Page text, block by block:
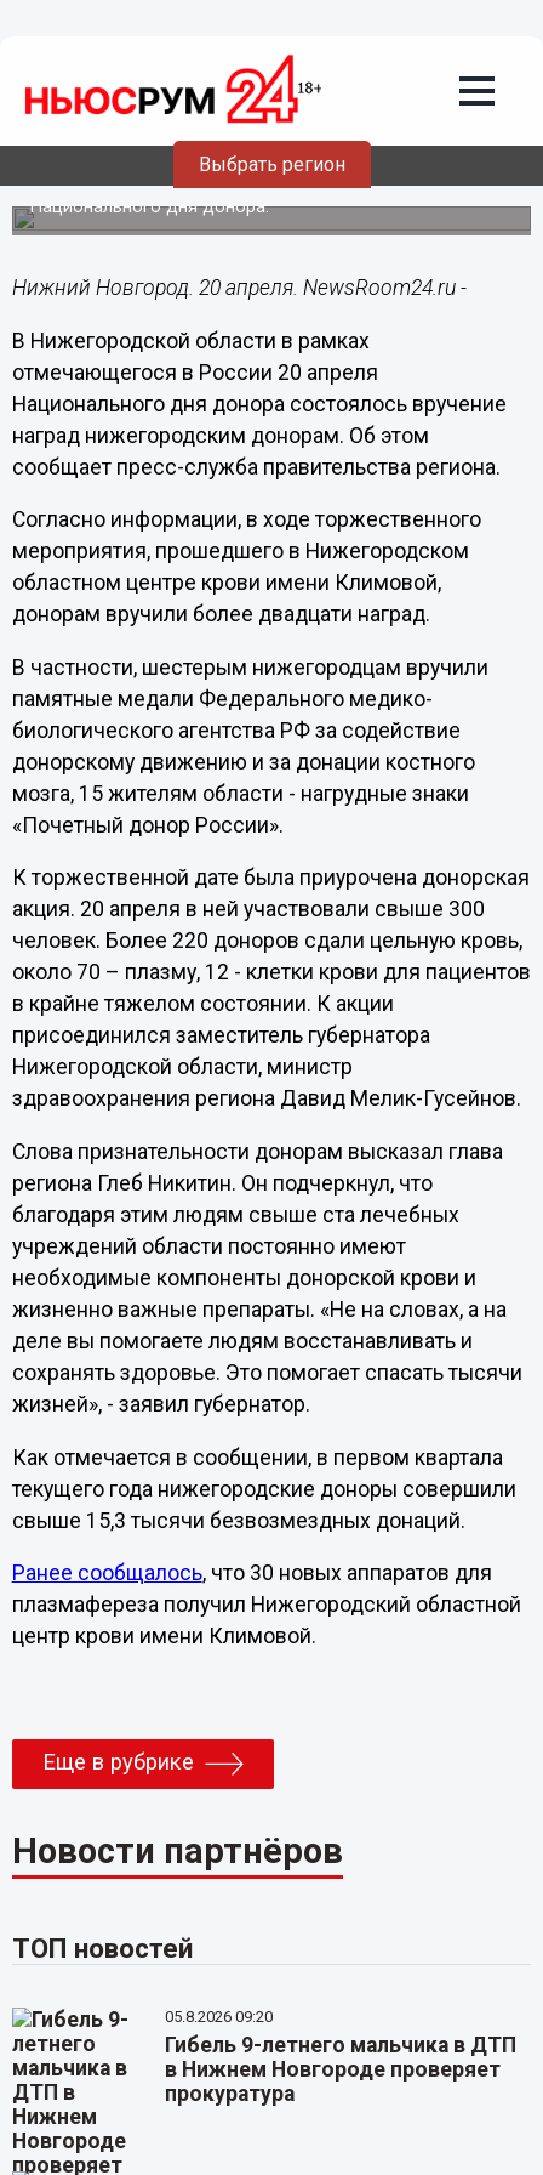
Выбрать регион
20.04.202322:56
Еще 15 нижегородцев удостоены
звания «Почетный донор России»
Вручение наград состоялось в рамках празднования
Национального дня донора.
Нижний Новгород. 20 апреля. NewsRoom24.ru -
В Нижегородской области в рамках
отмечающегося в России 20 апреля
Национального дня донора состоялось вручение
наград нижегородским донорам. Об этом
сообщает пресс-служба правительства региона.
Согласно информации, в ходе торжественного
мероприятия, прошедшего в Нижегородском
областном центре крови имени Климовой,
донорам вручили более двадцати наград.
В частности, шестерым нижегородцам вручили
памятные медали Федерального медико-
биологического агентства РФ за содействие
донорскому движению и за донации костного
мозга, 15 жителям области - нагрудные знаки
«Почетный донор России».
К торжественной дате была приурочена донорская
акция. 20 апреля в ней участвовали свыше 300
человек. Более 220 доноров сдали цельную кровь,
около 70 – плазму, 12 - клетки крови для пациентов
в крайне тяжелом состоянии. К акции
присоединился заместитель губернатора
Нижегородской области, министр
здравоохранения региона Давид Мелик-Гусейнов.
Слова признательности донорам высказал глава
региона Глеб Никитин. Он подчеркнул, что
благодаря этим людям свыше ста лечебных
учреждений области постоянно имеют
необходимые компоненты донорской крови и
жизненно важные препараты. «Не на словах, а на
деле вы помогаете людям восстанавливать и
сохранять здоровье. Это помогает спасать тысячи
жизней», - заявил губернатор.
Как отмечается в сообщении, в первом квартала
текущего года нижегородские доноры совершили
свыше 15,3 тысячи безвозмездных донаций.
Ранее сообщалось, что 30 новых аппаратов для
плазмафереза получил Нижегородский областной
центр крови имени Климовой.
Еще в рубрике
Новости партнёров
ТОП новостей
05.8.2026 09:20
Гибель 9-летнего мальчика в ДТП
в Нижнем Новгороде проверяет
прокуратура